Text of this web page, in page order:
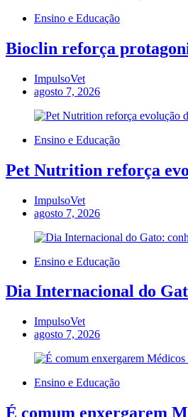
Ensino e Educação
Bioclin reforça
ImpulsoVet
agosto 7, 2026
Ensino e Educação
Pet Nutrition reforça
ImpulsoVet
agosto 7, 2026
Ensino e Educação
Dia Internacional do
ImpulsoVet
agosto 7, 2026
Ensino e Educação
É comum enxergarem